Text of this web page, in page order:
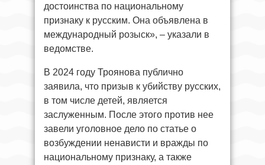
достоинства по национальному
признаку к русским. Она объявлена в
международный розыск», – указали в
ведомстве.
В 2024 году Троянова публично
заявила, что призыв к убийству русских,
в том числе детей, является
заслуженным. После этого против нее
завели уголовное дело по статье о
возбуждении ненависти и вражды по
национальному признаку, а также